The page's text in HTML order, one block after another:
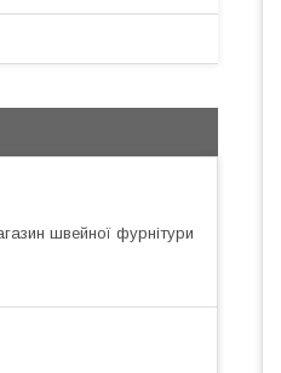
швейної фурнітури